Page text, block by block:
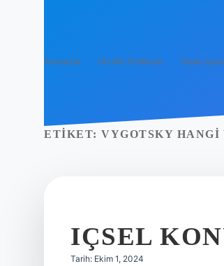
Anasayfa Gizlilik Politikası Yasal Uyarı
ETIKET: VYGOTSKY
IÇSEL
Tarih: Ekim 1, 2024